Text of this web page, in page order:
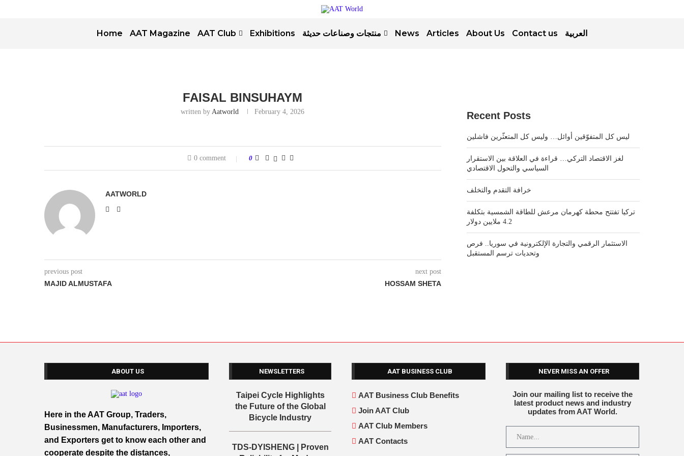
Home AAT Magazine AAT Club Exhibitions منتجات وصناعات حديثة News Articles About Us Contact us العربية
FAISAL BINSUHAYM
written byAatworld February 4, 2026
0 comment 0
AATWORLD
previous post
MAJID ALMUSTAFA
next post
HOSSAM SHETA
Recent Posts
ليس كل المتفوّقين أوائل… وليس كل المتعثّرين فاشلين
لغز الاقتصاد التركي… قراءة في العلاقة بين الاستقرار
السياسي والتحول الاقتصادي
خرافة التقدم والتخلف
تركيا تفتتح محطة كهرمان مرعش للطاقة الشمسية بتكلفة
4.2 ملايين دولار
الاستثمار الرقمي والتجارة الإلكترونية في سوريا.. فرص
وتحديات ترسم المستقبل
ABOUT US
Here in the AAT Group, Traders,
Businessmen, Manufacturers, Importers,
and Exporters get to know each other and
cooperate despite the distances,
NEWSLETTERS
Taipei Cycle Highlights
the Future of the Global
Bicycle Industry
TDS-DYISHENG | Proven
AAT BUSINESS CLUB
AAT Business Club Benefits
Join AAT Club
AAT Club Members
AAT Contacts
NEVER MISS AN OFFER
Join our mailing list to receive the
latest product news and industry
updates from AAT World.